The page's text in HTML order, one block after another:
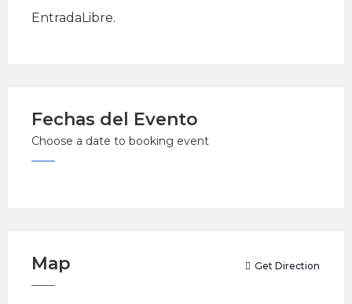
EntradaLibre.
Fechas del Evento
Choose a date to booking event
Map Get Direction